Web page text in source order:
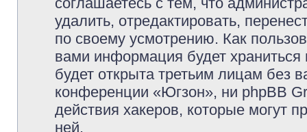
удалить, отредактировать,
по своему усмотрению. Как
вами информация будет
будет открыта третьим лицам без
конференции «Югзон», ни phpBB
действия хакеров, которые могут
ней.